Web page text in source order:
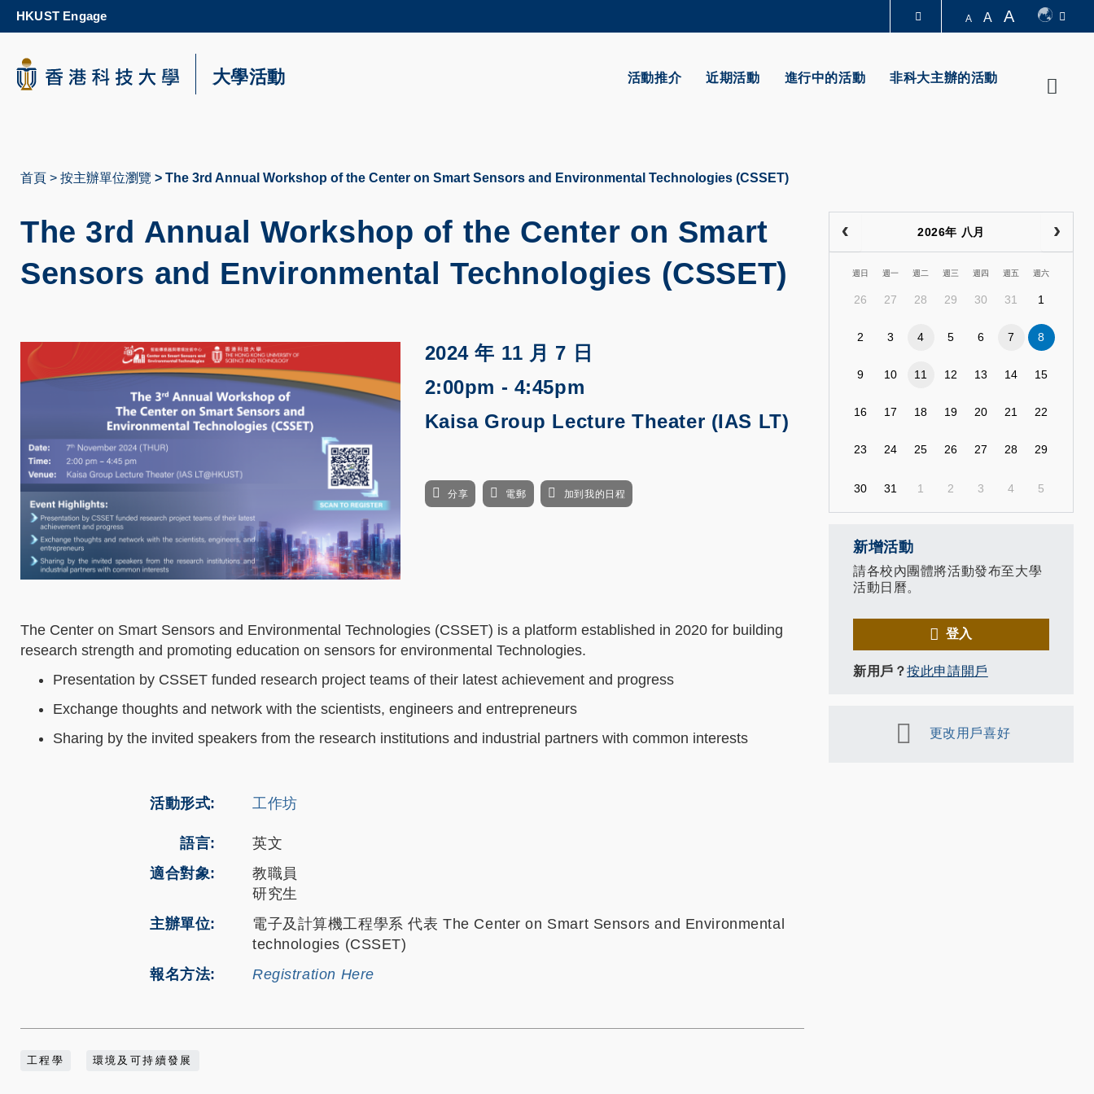
content
更多科大概覽
科大新聞 生活@科大 圖書館
HKUST Engage A A A
活動推介 近期活動 進行中的活動 非科大主辦的活動
大學活動
航
結
首頁 按主辦單位瀏覽 The 3rd Annual Workshop of the Center on Smart Sensors and Environmental Technologies (CSSET)
The 3rd Annual Workshop of the Center on Smart
Sensors and Environmental Technologies (CSSET)
2024 年 11 月 7 日
2:00pm - 4:45pm
Kaisa Group Lecture Theater (IAS LT)
分享 電郵 加到我的日程
The Center on Smart Sensors and Environmental Technologies (CSSET) is a platform established in 2020 for building
research strength and promoting education on sensors for environmental Technologies.
Presentation by CSSET funded research project teams of their latest achievement and progress
Exchange thoughts and network with the scientists, engineers and entrepreneurs
Sharing by the invited speakers from the research institutions and industrial partners with common interests
活動形式 工作坊
語言
英文
適合對象
教職員
研究生
主辦單位
電子及計算機工程學系 代表 The Center on Smart Sensors and Environmental
technologies (CSSET)
報名方法
Registration Here
工程學 環境及可持續發展
2026年 八月
週日 週一 週二 週三 週四 週五 週六
26 27 28 29 30 31 1
2 3 4 5 6 7 8
9 10 11 12 13 14 15
16 17 18 19 20 21 22
23 24 25 26 27 28 29
30 31 1 2 3 4 5
新增活動
請各校內團體將活動發布至大學
活動日曆。
登入
新用戶？按此申請開戶
更改用戶喜好